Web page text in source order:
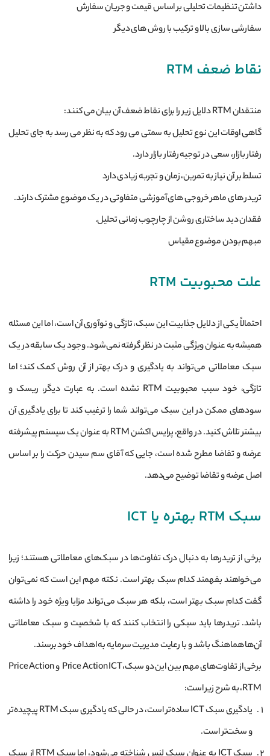
داشتن تنظیمات تحلیلی بر اساس قیمت و جریان سفارش
سفارشی سازی بالا و ترکیب با روش های دیگر
نقاط ضعف RTM
منتقدان RTM دلایل زیر را برای نقاط ضعف آن بیان می کنند:
گاهی اوقات این نوع تحلیل به سمتی می رود که به نظر می رسد به جای تحلیل
رفتار بازار، سعی در توجیه رفتار بازار دارد.
تسلط بر آن نیاز به تمرین، زمان و تجربه زیادی دارد
تریدر های ماهر خروجی های آموزشی متفاوتی در یک موضوع مشترک دارند.
فقدان دید ساختاری روشن از چارچوب زمانی تحلیل.
مبهم بودن موضوع مقیاس
علت محبوبیت RTM
احتمالاً یکی از دلایل جذابیت این سبک، تازگی و نوآوری آن است، اما این مسئله
همیشه به عنوان ویژگی مثبت در نظر گرفته نمی‌شود. وجود یک سابقه در یک
سبک معاملاتی می‌تواند به یادگیری و درک بهتر از آن روش کمک کند؛ اما
تازگی، خود سبب محبوبیت RTM نشده است. به عبارت دیگر، ریسک و
سودهای ممکن در این سبک می‌تواند شما را ترغیب کند تا برای یادگیری آن
بیشتر تلاش کنید. در واقع، پرایس اکشن RTM به عنوان یک سیستم پیشرفته
عرضه و تقاضا مطرح شده است، جایی که آقای سم سیدن حرکت را بر اساس
اصل عرضه و تقاضا توضیح می‌دهد.
سبک RTM بهتره یا ICT
برخی از تریدرها به دنبال درک تفاوت‌ها در سبک‌های معاملاتی هستند؛ زیرا
می‌خواهند بفهمند کدام سبک بهتر است. نکته مهم این است که نمی‌توان
گفت کدام سبک بهتر است، بلکه هر سبک می‌تواند مزایا ویژه خود را داشته
باشد. تریدرها باید سبکی را انتخاب کنند که با شخصیت و سبک معاملاتی
آن‌ها هماهنگ باشد و با رعایت مدیریت سرمایه به اهداف خود برسند.
برخی از تفاوت‌های مهم بین این دو سبک،Price Action ICT و Price Action
RTM، به شرح زیر است:
یادگیری سبک ICT ساده‌تر است، در حالی که یادگیری سبک RTM پیچیده‌تر
و سخت‌تر است.